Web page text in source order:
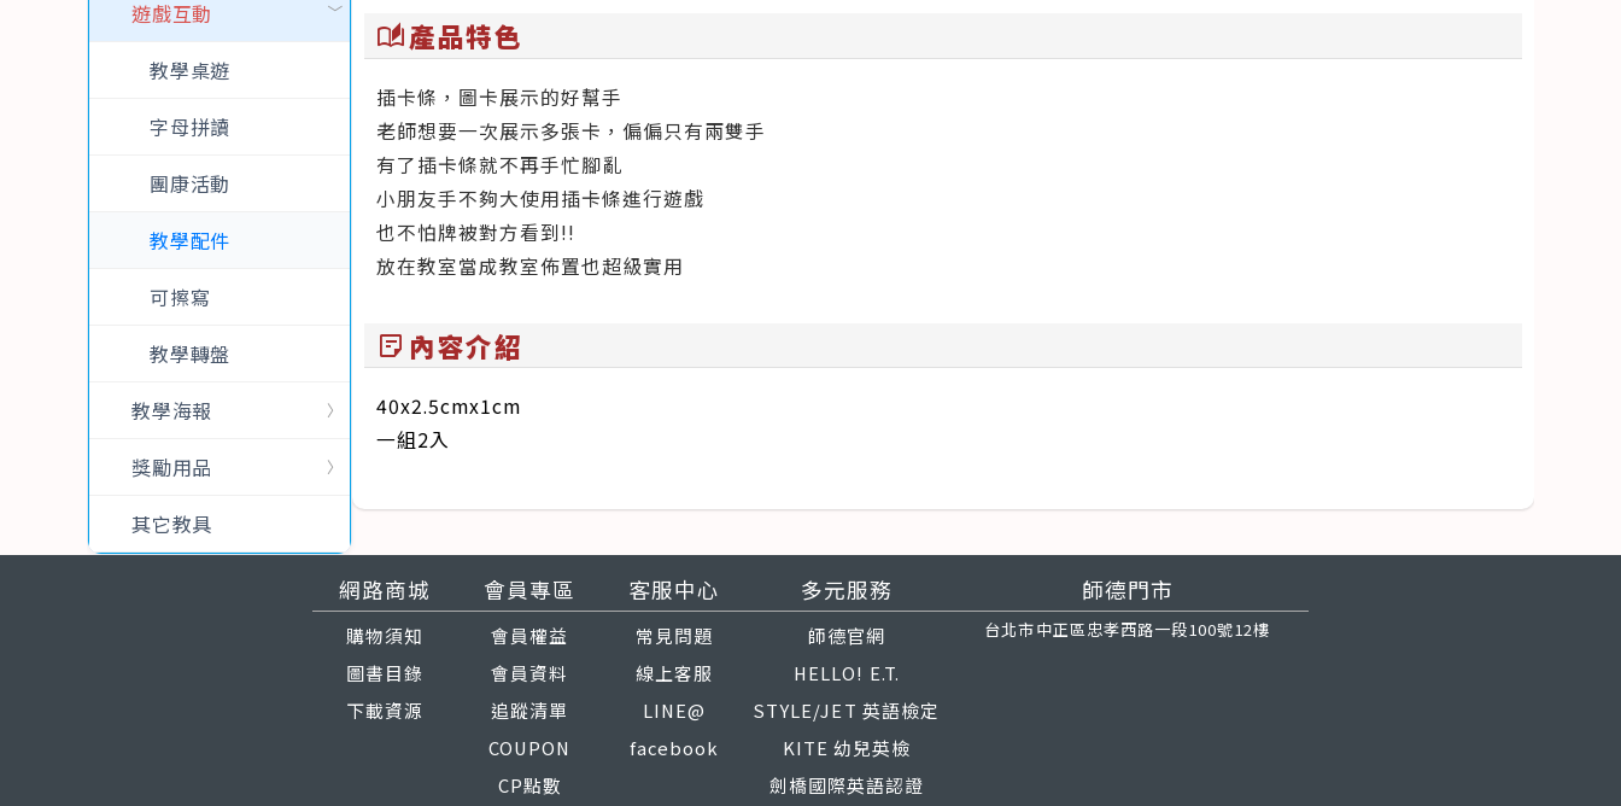
遊戲互動
教學桌遊
字母拼讀
團康活動
教學配件
可擦寫
教學轉盤
教學海報
獎勵用品
其它教具
auto_stories產品特色
插卡條，圖卡展示的好幫手
老師想要一次展示多張卡，偏偏只有兩雙手
有了插卡條就不再手忙腳亂
小朋友手不夠大使用插卡條進行遊戲
也不怕牌被對方看到!!
放在教室當成教室佈置也超級實用
sticky_note_2 內容介紹
40x2.5cmx1cm
一組2入
網路商城
購物須知
圖書目錄
下載資源
會員專區
會員權益
會員資料
追蹤清單
COUPON
CP點數
客服中心
常見問題
線上客服
LINE@
facebook
多元服務
師德官網
HELLO! E.T.
STYLE/JET 英語檢定
KITE 幼兒英檢
劍橋國際英語認證
師德門市
台北市中正區忠孝西路一段100號12樓